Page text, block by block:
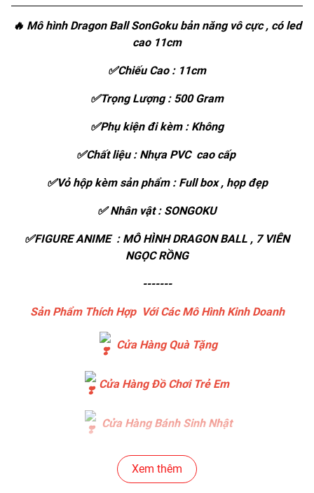
🔥 Mô hình Dragon Ball SonGoku bản năng vô cực , có led
cao 11cm
✅Chiếu Cao : 11cm
✅Trọng Lượng : 500 Gram
✅Phụ kiện đi kèm : Không
✅Chất liệu : Nhựa PVC cao cấp
✅Vỏ hộp kèm sản phẩm : Full box , họp đẹp
✅ Nhân vật : SONGOKU
✅FIGURE ANIME : MÔ HÌNH DRAGON BALL , 7 VIÊN
NGỌC RỒNG
-------
Sản Phẩm Thích Hợp Với Các Mô Hình Kinh Doanh
Cửa Hàng Quà Tặng
Cửa Hàng Đồ Chơi Trẻ Em
Cửa Hàng Bánh Sinh Nhật
Cửa Hàng Gear , Máy Tính
Xem thêm